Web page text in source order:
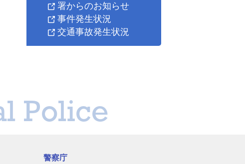
署からのお知らせ
事件発生状況
交通事故発生状況
Police
警察庁